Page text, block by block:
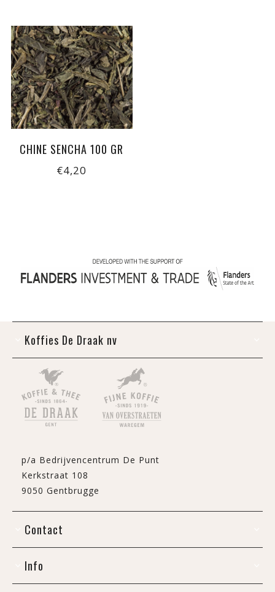
CHINE SENCHA 100 GR
€4,20
Koffies De Draak nv
p/a Bedrijvencentrum De Punt
Kerkstraat 108
9050 Gentbrugge
Contact
Info